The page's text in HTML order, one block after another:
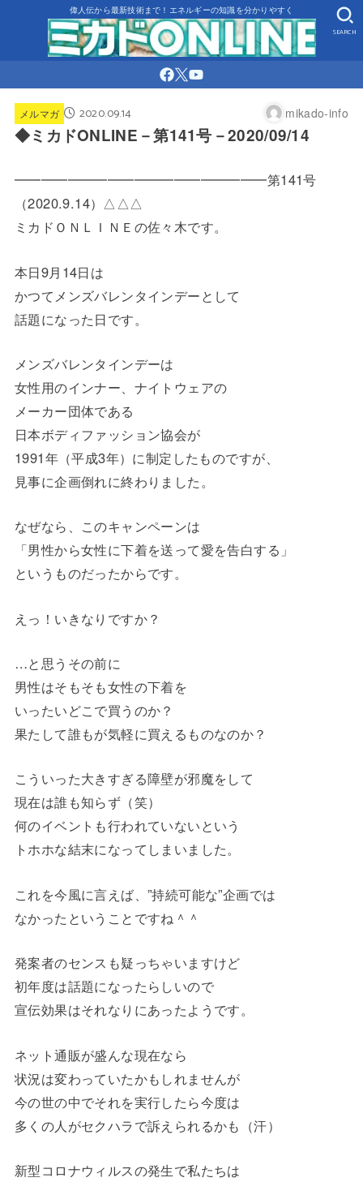
偉人伝から最新技術まで！エネルギーの知識を分かりやすく
SEARCH
メルマガ 2020.09.14 mikado-info
◆ミカドONLINE－第141号－2020/09/14
━━━━━━━━━━━━━━━━━━━第141号
（2020.9.14）△△△
ミカドＯＮＬＩＮＥの佐々木です。
本日9月14日は
かつてメンズバレンタインデーとして
話題になった日です。
メンズバレンタインデーは
女性用のインナー、ナイトウェアの
メーカー団体である
日本ボディファッション協会が
1991年（平成3年）に制定したものですが、
見事に企画倒れに終わりました。
なぜなら、このキャンペーンは
「男性から女性に下着を送って愛を告白する」
というものだったからです。
えっ！いきなりですか？
…と思うその前に
男性はそもそも女性の下着を
いったいどこで買うのか？
果たして誰もが気軽に買えるものなのか？
こういった大きすぎる障壁が邪魔をして
現在は誰も知らず（笑）
何のイベントも行われていないという
トホホな結末になってしまいました。
これを今風に言えば、”持続可能な”企画では
なかったということですね＾＾
発案者のセンスも疑っちゃいますけど
初年度は話題になったらしいので
宣伝効果はそれなりにあったようです。
ネット通販が盛んな現在なら
状況は変わっていたかもしれませんが
今の世の中でそれを実行したら今度は
多くの人がセクハラで訴えられるかも（汗）
新型コロナウィルスの発生で私たちは